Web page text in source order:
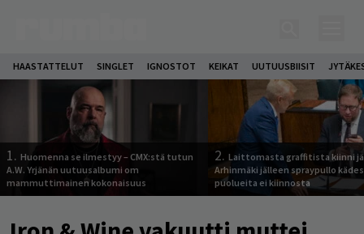
HAASTATTELUT SINGLET IGNOSTOT KEIKAT UUTUUSBIISIT
1. Huomenna se ilmestyy – CMX:stä tutun
A.W. Yrjänän uutuusalbumi om
mammuttimainen kokonaisuus
2. Laittomasta graffitista kiinni
Arhinmäki jälleen spraypullo
puolueita ei kiinnosta